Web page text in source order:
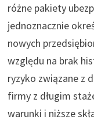
różne pakiety
jednoznacznie
nowych
względu na brak
ryzyko związane z
firmy z długim
warunki i niższe